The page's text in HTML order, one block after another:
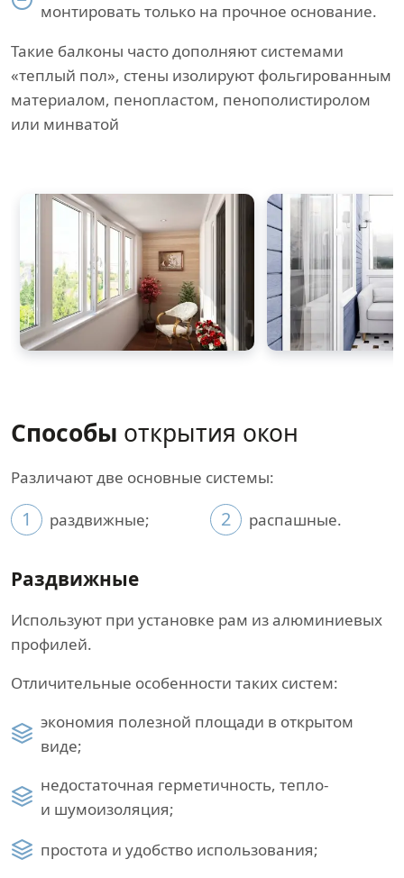
монтировать только на прочное основание.
Такие балконы часто дополняют системами
«теплый пол», стены изолируют фольгированным
материалом, пенопластом, пенополистиролом
или минватой
Способы открытия окон
Различают две основные системы:
1 раздвижные; 2 распашные.
Раздвижные
Используют при установке рам из алюминиевых
профилей.
Отличительные особенности таких систем:
экономия полезной площади в открытом
виде;
недостаточная герметичность, тепло-
и шумоизоляция;
простота и удобство использования;